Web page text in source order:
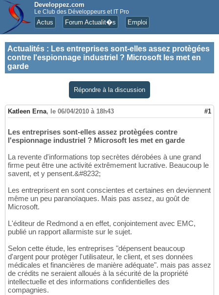
Developpez.com
Le Club des Développeurs et IT Pro
Actus Forum Actualit�s Emploi
Actualités : Les entreprises sont-elles assez protègées
contre l'espionnage industriel ? Microsoft les met en
garde
Répondre à la discussion
Katleen Erna, le 06/04/2010 à 18h43 #1
Les entreprises sont-elles assez protègées contre
l'espionnage industriel ? Microsoft les met en garde
La revente d'informations top secrètes dérobées à une grand
firme peut être une activité extrêmement lucrative. Beaucoup le
savent, et y pensent.&#8232;
Les entreprisent en sont conscientes et certaines en deviennent
même un peu paranoïaques. Mais pas assez, au goût de
Microsoft.
L'éditeur de Redmond a en effet, conjointement avec EMC,
publié un rapport allarmiste sur le sujet.
Selon cette étude, les entreprises "dépensent beaucoup
d'argent pour protèger l'utilisateur, le client, et ses données
médicales et financières de manière adéquate". mais pas assez
de crédits ne seraient alloués à la sécurité de la propriété
intellectuelle et des informations confidentielles des
compagnies.